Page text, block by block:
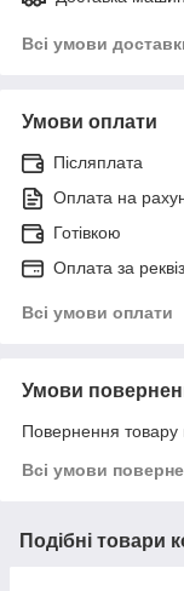
Всі умови
Умови оплати
Післяплата
Оплата на
Готівкою
Оплата за
Всі умови оплати
Умови
Повернення товару
Всі умови
Подібні товари